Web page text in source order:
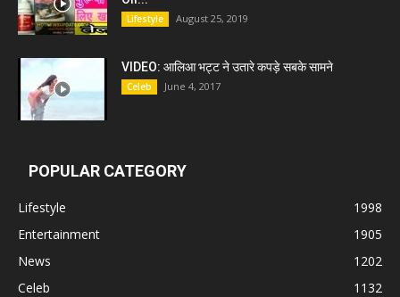
Lifestyle August 25, 2019
VIDEO: आलिआ भट्ट ने उतारे कपड़े सबके सामने
Celeb June 4, 2017
POPULAR CATEGORY
Lifestyle
1998
Entertainment
1905
News
1202
Celeb
1132